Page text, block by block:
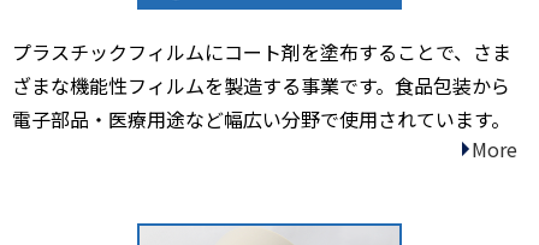
プラスチックフィルムにコート剤を塗布することで、さま
ざまな機能性フィルムを製造する事業です。食品包装から
電子部品・医療用途など幅広い分野で使用されています。
More